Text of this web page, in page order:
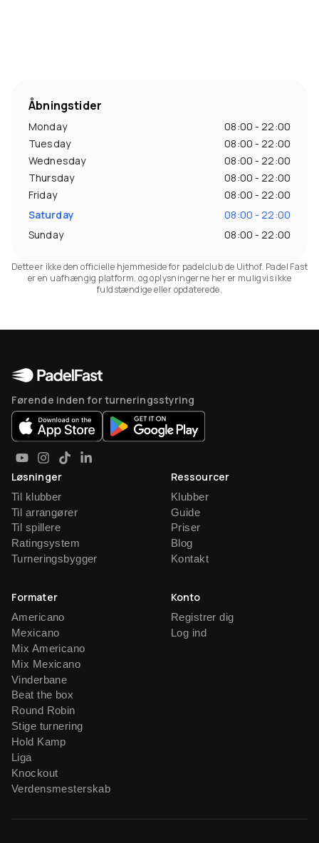
Åbningstider
Monday
08:00 - 22:00
Tuesday
08:00 - 22:00
Wednesday
08:00 - 22:00
Thursday
08:00 - 22:00
Friday
08:00 - 22:00
Saturday
08:00 - 22:00
Sunday
08:00 - 22:00
Dette er ikke den officielle hjemmeside for padelclub de Uithof. Padel Fast
er en uafhængig platform, og oplysningerne her er muligvis ikke
fuldstændige eller opdaterede.
Førende inden for turneringsstyring
Løsninger
Til klubber
Til arrangører
Til spillere
Ratingsystem
Turneringsbygger
Ressourcer
Klubber
Guide
Priser
Blog
Kontakt
Formater
Americano
Mexicano
Mix Americano
Mix Mexicano
Vinderbane
Beat the box
Round Robin
Stige turnering
Hold Kamp
Liga
Knockout
Verdensmesterskab
Konto
Registrer dig
Log ind